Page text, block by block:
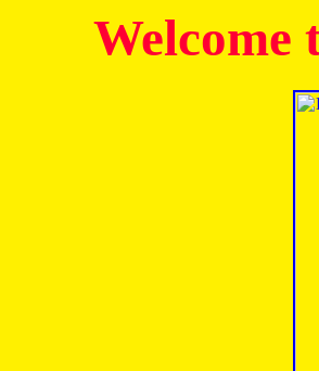
Welcome